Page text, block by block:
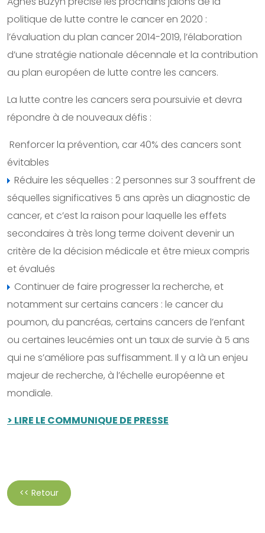
politique de lutte contre le cancer en 2020 :
l’évaluation du plan cancer 2014-2019, l’élaboration
d’une stratégie nationale décennale et la contribution
au plan européen de lutte contre les cancers.
La lutte contre les cancers sera poursuivie et devra
répondre à de nouveaux défis :
Renforcer la prévention, car 40% des cancers sont
évitables
Réduire les séquelles : 2 personnes sur 3 souffrent de
séquelles significatives 5 ans après un diagnostic de
cancer, et c’est la raison pour laquelle les effets
secondaires à très long terme doivent devenir un
critère de la décision médicale et être mieux compris
et évalués
Continuer de faire progresser la recherche, et
notamment sur certains cancers : le cancer du
poumon, du pancréas, certains cancers de l’enfant
ou certaines leucémies ont un taux de survie à 5 ans
qui ne s’améliore pas suffisamment. Il y a là un enjeu
majeur de recherche, à l’échelle européenne et
mondiale.
> LIRE LE COMMUNIQUE DE PRESSE
<< Retour